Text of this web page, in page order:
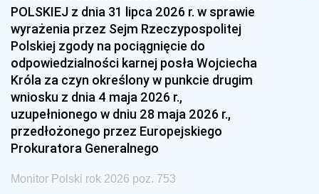
1951 1950 1949
1948 1947
1939 1938 1937
1936 1930
POLSKIEJ z dnia 31 lipca 2026 r. w sprawie
wyrażenia przez Sejm Rzeczypospolitej
Polskiej zgody na pociągnięcie do
odpowiedzialności karnej posła Wojciecha
Króla za czyn określony w punkcie drugim
wniosku z dnia 4 maja 2026 r.,
uzupełnionego w dniu 28 maja 2026 r.,
przedłożonego przez Europejskiego
Prokuratora Generalnego
Monitor Polski rok 2026 poz. 753